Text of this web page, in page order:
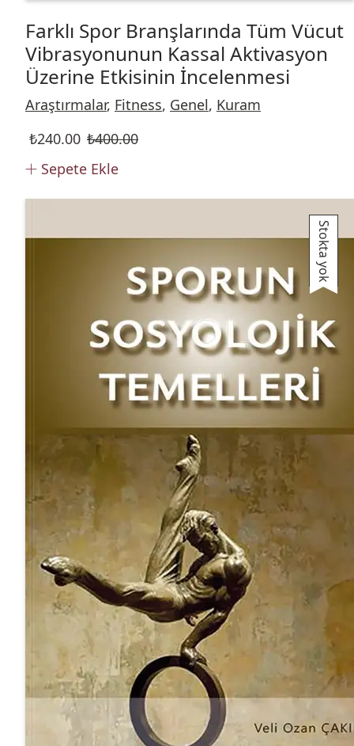
Farklı Spor Branşlarında Tüm Vücut
Vibrasyonunun Kassal Aktivasyon
Üzerine Etkisinin İncelenmesi
Araştırmalar, Fitness, Genel, Kuram
₺400.00
₺240.00
Sepete Ekle
Stokta yok